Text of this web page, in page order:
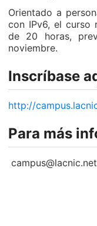
Orientado a
con IPv6, el curso
de 20 horas,
noviembre.
Inscríbase
http://
Para más
campus@lacnic.net